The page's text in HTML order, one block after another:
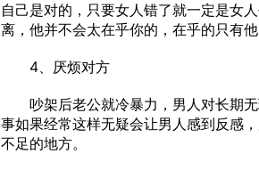
自己是对的，只要女人错了就一定是女
离，他并不会太在乎你的，在乎的只有他
4、厌烦对方
吵架后老公就冷暴力，男人对长期无
事如果经常这样无疑会让男人感到反感
不足的地方。